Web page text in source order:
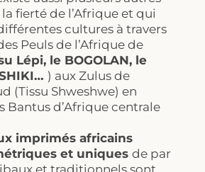
fierté de l’Afrique et qui
cultures à travers
Peuls de l’Afrique de
Lépi, le BOGOLAN, le
) aux Zulus de
(Tissu Shweshwe) en
Bantus d’Afrique centrale
imprimés africains
et uniques de par